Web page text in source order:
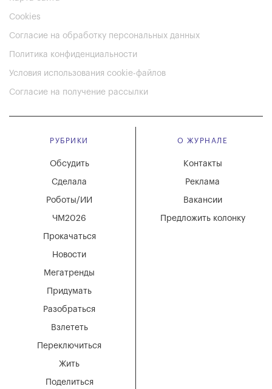
Cookies
Согласие на обработку персональных данных
Политика конфиденциальности
Условия использования cookie-файлов
Согласие на получение рассылки
РУБРИКИ
Мегатренды
Придумать
Разобраться
Взлететь
Новости
Переключиться
Жить
Поделиться
Обсудить
Сделала
Роботы/ИИ
ЧМ2026
Прокачаться
О ЖУРНАЛЕ
Вакансии
Реклама
Контакты
Предложить колонку